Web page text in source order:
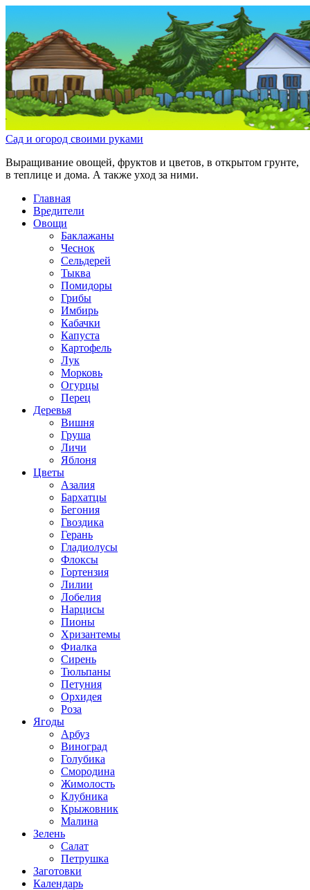
Сад и огород своими руками
Выращивание овощей, фруктов и цветов, в открытом грунте,
в теплице и дома. А также уход за ними.
Главная
Вредители
Овощи
Баклажаны
Чеснок
Сельдерей
Тыква
Помидоры
Грибы
Имбирь
Кабачки
Капуста
Картофель
Лук
Морковь
Огурцы
Перец
Деревья
Вишня
Груша
Личи
Яблоня
Цветы
Азалия
Бархатцы
Бегония
Гвоздика
Герань
Гладиолусы
Флоксы
Гортензия
Лилии
Лобелия
Нарцисы
Пионы
Хризантемы
Фиалка
Сирень
Тюльпаны
Петуния
Орхидея
Роза
Ягоды
Арбуз
Виноград
Голубика
Смородина
Жимолость
Клубника
Крыжовник
Малина
Зелень
Салат
Петрушка
Заготовки
Календарь